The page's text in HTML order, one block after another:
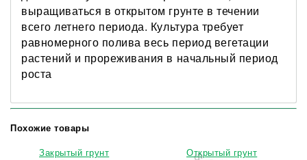
выращиваться в открытом грунте в течении
всего летнего периода. Культура требует
равномерного полива весь период вегетации
растений и прореживания в начальный период
роста
Похожие товары
Закрытый грунт
Открытый грунт